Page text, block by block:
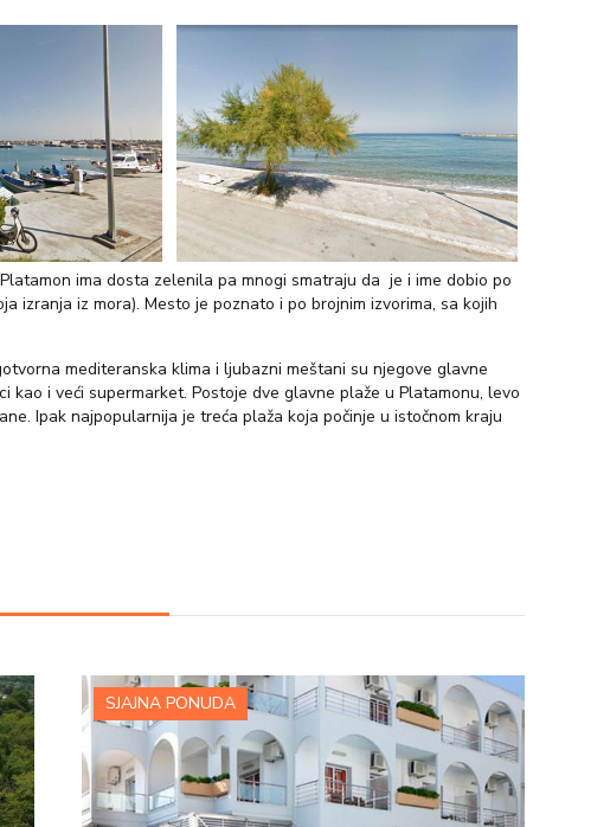
ima dosta zelenila pa mnogi smatraju da je i ime dobio po
izranja iz mora). Mesto je poznato i po brojnim izvorima, sa kojih
mediteranska klima i ljubazni meštani su njegove glavne
i veći supermarket. Postoje dve glavne plaže u Platamonu, levo
Ipak najpopularnija je treća plaža koja počinje u istočnom kraju
SJAJNA PONUDA
VIŠE INFORMACIJA